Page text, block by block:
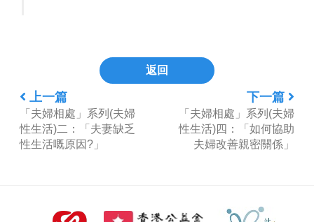
上一篇
「夫婦相處」系列(夫婦
性生活)二：「夫妻缺乏
性生活嘅原因?」
返回
下一篇
「夫婦相處」系列(夫婦
性生活)四：「如何協助
夫婦改善親密關係」